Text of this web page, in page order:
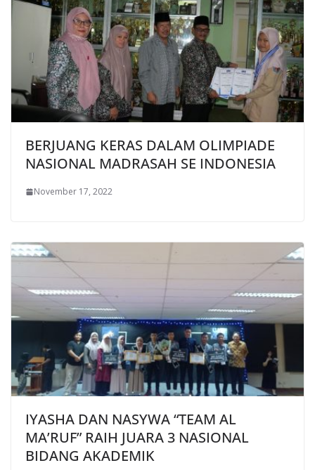
BERJUANG KERAS DALAM OLIMPIADE
NASIONAL MADRASAH SE INDONESIA
November 17, 2022
IYASHA DAN NASYWA “TEAM AL
MA’RUF” RAIH JUARA 3 NASIONAL
BIDANG AKADEMIK